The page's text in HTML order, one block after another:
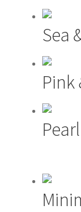
Sea
Pink